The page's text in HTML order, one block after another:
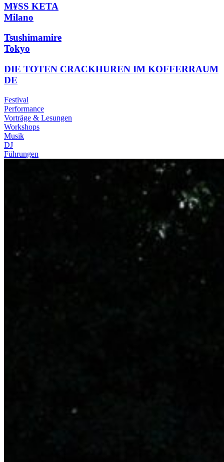
M¥SS KETA
Milano
Tsushimamire
Tokyo
DIE TOTEN CRACKHUREN IM KOFFERRAUM
DE
Festival
Performance
Vorträge & Lesungen
Workshops
Musik
DJ
Führungen